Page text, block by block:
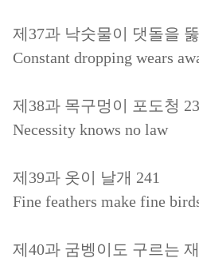
제37과 낙숫물이 댓돌을
Constant dropping wears
제38과 목구멍이 포도청
Necessity knows no law
제39과 옷이 날개 241
Fine feathers make fine
제40과 굼벵이도 구르는